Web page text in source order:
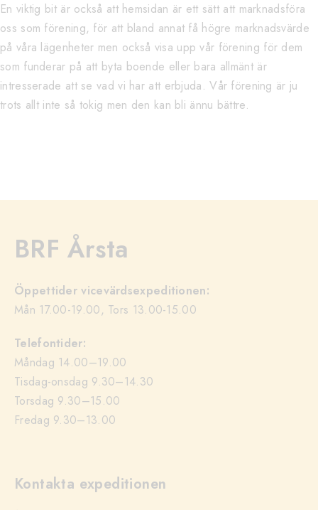
En viktig bit är också att hemsidan är ett sätt att marknadsföra
oss som förening, för att bland annat få högre marknadsvärde
på våra lägenheter men också visa upp vår förening för dem
som funderar på att byta boende eller bara allmänt är
intresserade att se vad vi har att erbjuda. Vår förening är ju
trots allt inte så tokig men den kan bli ännu bättre.
BRF Årsta
Öppettider vicevärdsexpeditionen:
Mån 17.00-19.00, Tors 13.00-15.00
Telefontider:
Måndag 14.00–19.00
Tisdag-onsdag 9.30–14.30
Torsdag 9.30–15.00
Fredag 9.30–13.00
Kontakta expeditionen